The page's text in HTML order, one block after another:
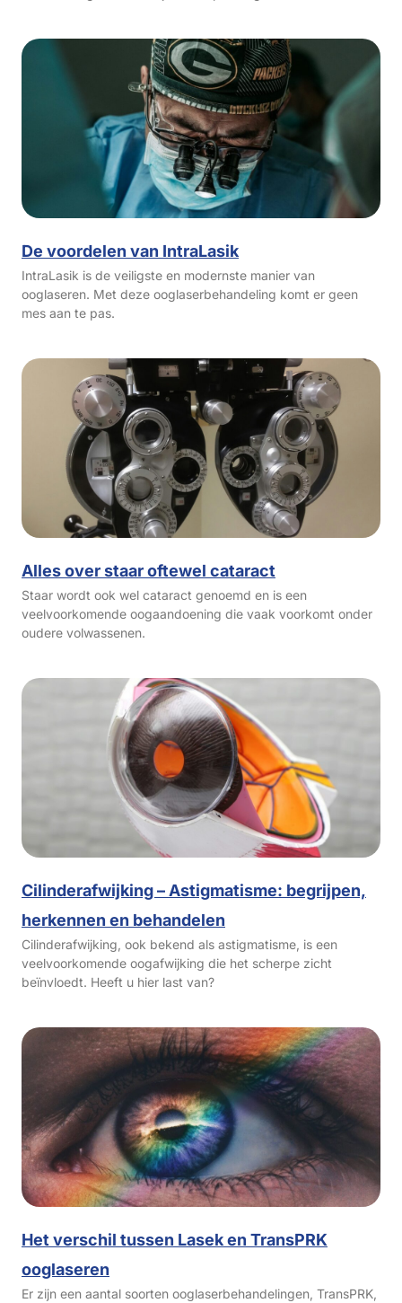
De voordelen van IntraLasik
IntraLasik is de veiligste en modernste manier van
ooglaseren. Met deze ooglaserbehandeling komt er geen
mes aan te pas.
Alles over staar oftewel cataract
Staar wordt ook wel cataract genoemd en is een
veelvoorkomende oogaandoening die vaak voorkomt onder
oudere volwassenen.
Cilinderafwijking – Astigmatisme: begrijpen,
herkennen en behandelen
Cilinderafwijking, ook bekend als astigmatisme, is een
veelvoorkomende oogafwijking die het scherpe zicht
beïnvloedt. Heeft u hier last van?
Het verschil tussen Lasek en TransPRK
ooglaseren
Er zijn een aantal soorten ooglaserbehandelingen, TransPRK,